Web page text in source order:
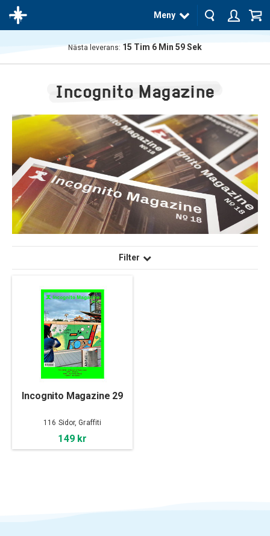
Meny
Nästa leverans: 15 Tim 6 Min 59Sek
Incognito Magazine
Filter
Incognito Magazine 29
116 Sidor, Graffiti
149 kr